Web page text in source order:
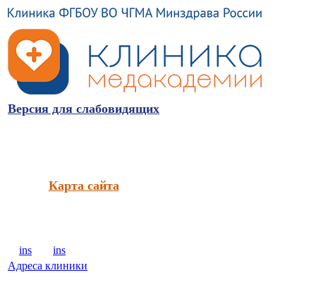
Версия для слабовидящих
Карта сайта
ins
ins
Адреса клиники